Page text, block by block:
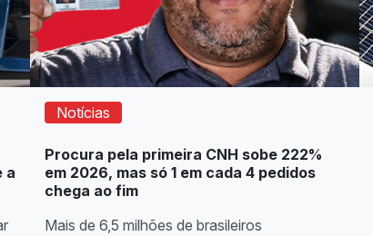
a
Notícias
Procura pela primeira CNH sobe 222%
em 2026, mas só 1 em cada 4 pedidos
chega ao fim
Mais de 6,5 milhões de brasileiros